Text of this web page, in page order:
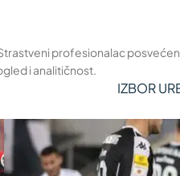
profesionalac
i analitičnost.
IZBOR